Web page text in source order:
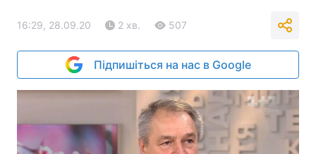
16:29, 28.09.20 2 хв. 507
Підпишіться на нас в Google